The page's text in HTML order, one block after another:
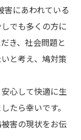
害にあわれている
でも多くの方に
き、社会問題と
と考え、鳩対策
心して快適に生
たら幸いです。
害の現状をお伝